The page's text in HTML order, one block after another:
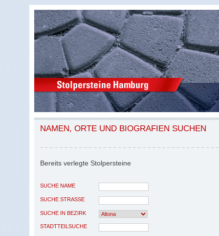
NAMEN, ORTE UND BIOGRAFIEN SUCHEN
Bereits verlegte Stolpersteine
SUCHE NAME
SUCHE STRASSE
SUCHE IN BEZIRK
STADTTEILSUCHE